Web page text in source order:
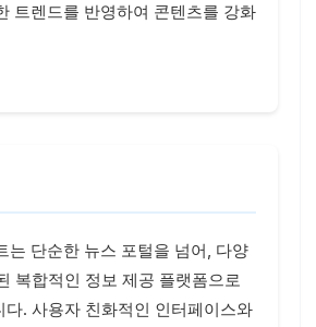
트렌드를 반영하여 콘텐츠를 강화
는 단순한 뉴스 포털을 넘어, 다양
복합적인 정보 제공 플랫폼으로
다. 사용자 친화적인 인터페이스와